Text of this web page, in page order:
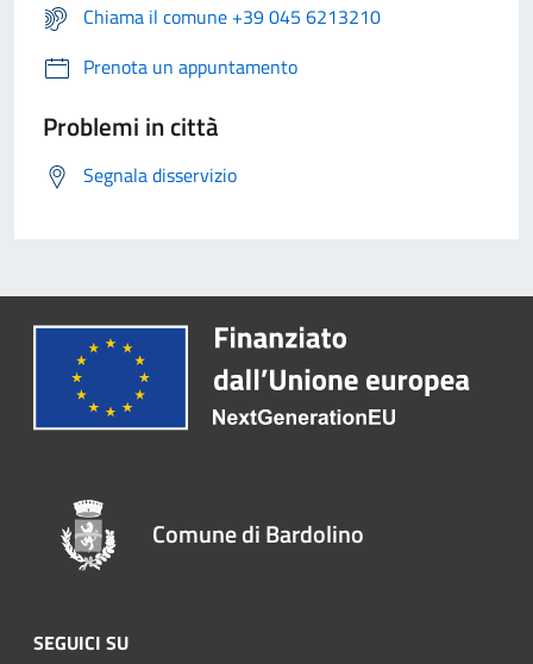
Chiama il comune +39 045 6213210
Prenota un appuntamento
Problemi in città
Segnala disservizio
Comune di Bardolino
SEGUICI SU